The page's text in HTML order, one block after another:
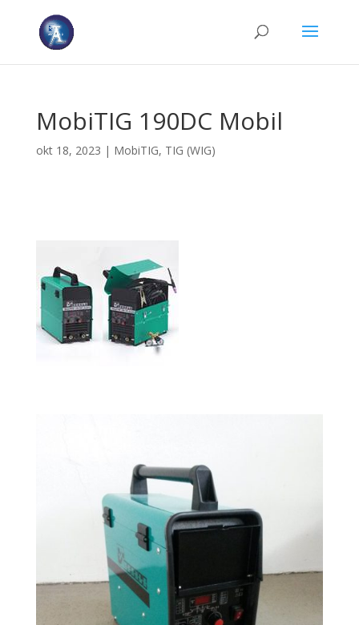
MobiTIG 190DC Mobil
okt 18, 2023 | MobiTIG, TIG (WIG)